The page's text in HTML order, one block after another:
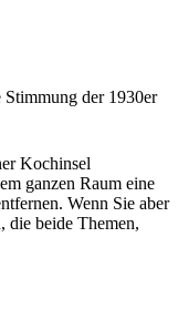
der 1930er
Kochinsel
ganzen Raum eine
Wenn Sie aber
die beide Themen,